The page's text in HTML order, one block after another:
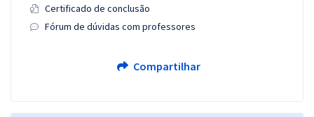
Certificado de conclusão
Fórum de dúvidas com professores
Compartilhar